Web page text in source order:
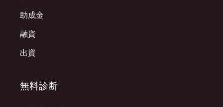
助成金
融資
出資
無料診断